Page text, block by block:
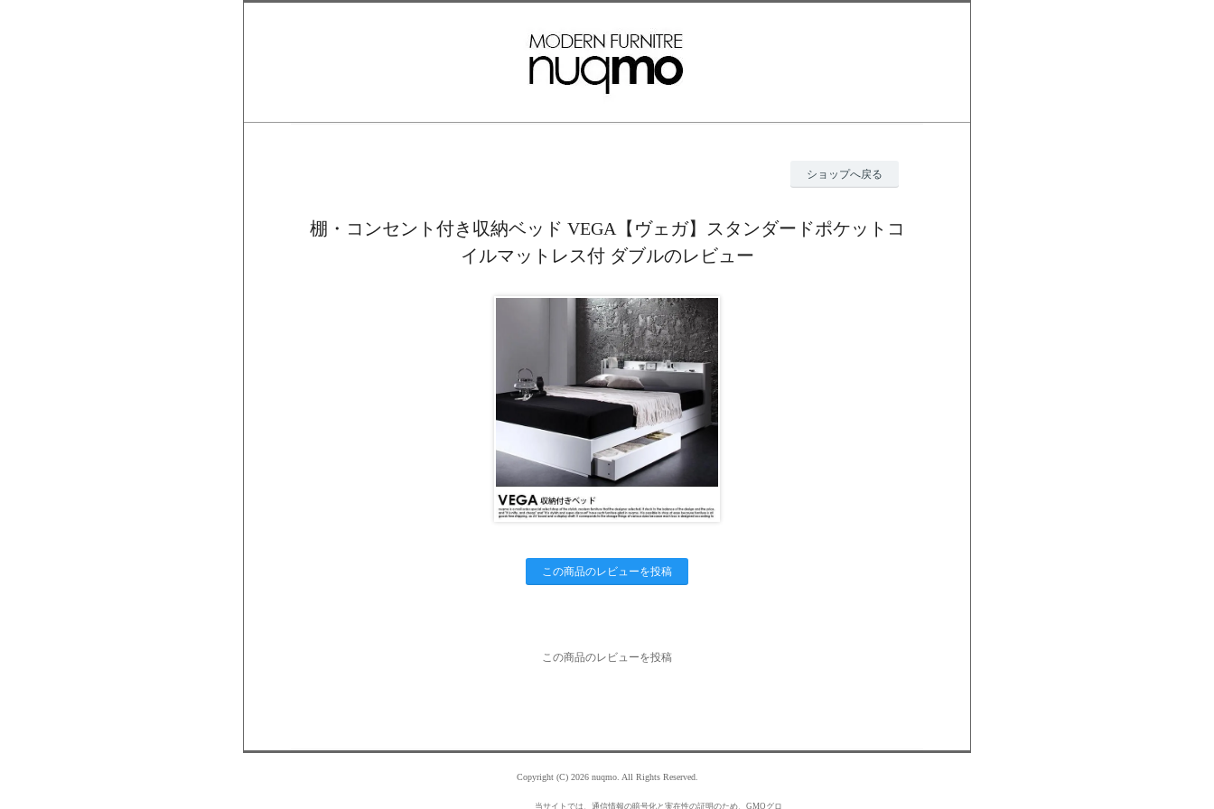
ショップへ戻る
棚・コンセント付き収納ベッド VEGA【ヴェガ】スタンダードポケットコ
イルマットレス付 ダブルのレビュー
この商品のレビューを投稿
この商品のレビューを投稿
Copyright (C) 2026 nuqmo. All Rights Reserved.
当サイトでは、通信情報の暗号化と実在性の証明のため、GMOグロ